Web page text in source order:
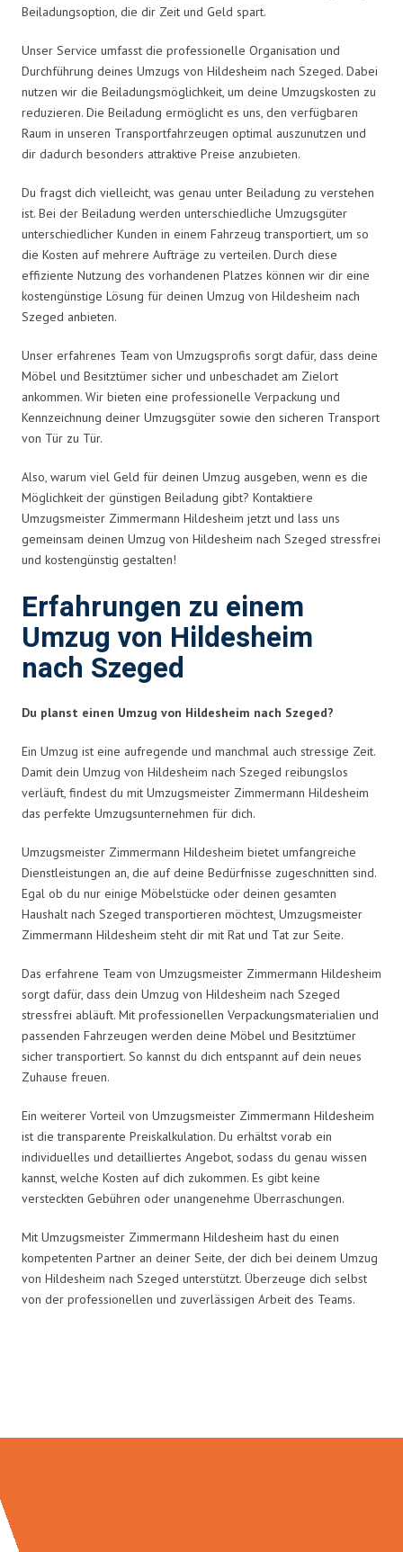
Beiladungsoption, die dir Zeit und Geld spart.
Unser Service umfasst die professionelle Organisation und
Durchführung deines Umzugs von Hildesheim nach Szeged. Dabei
nutzen wir die Beiladungsmöglichkeit, um deine Umzugskosten zu
reduzieren. Die Beiladung ermöglicht es uns, den verfügbaren
Raum in unseren Transportfahrzeugen optimal auszunutzen und
dir dadurch besonders attraktive Preise anzubieten.
Du fragst dich vielleicht, was genau unter Beiladung zu verstehen
ist. Bei der Beiladung werden unterschiedliche Umzugsgüter
unterschiedlicher Kunden in einem Fahrzeug transportiert, um so
die Kosten auf mehrere Aufträge zu verteilen. Durch diese
effiziente Nutzung des vorhandenen Platzes können wir dir eine
kostengünstige Lösung für deinen Umzug von Hildesheim nach
Szeged anbieten.
Unser erfahrenes Team von Umzugsprofis sorgt dafür, dass deine
Möbel und Besitztümer sicher und unbeschadet am Zielort
ankommen. Wir bieten eine professionelle Verpackung und
Kennzeichnung deiner Umzugsgüter sowie den sicheren Transport
von Tür zu Tür.
Also, warum viel Geld für deinen Umzug ausgeben, wenn es die
Möglichkeit der günstigen Beiladung gibt? Kontaktiere
Umzugsmeister Zimmermann Hildesheim jetzt und lass uns
gemeinsam deinen Umzug von Hildesheim nach Szeged stressfrei
und kostengünstig gestalten!
Erfahrungen zu einem
Umzug von Hildesheim
nach Szeged
Du planst einen Umzug von Hildesheim nach Szeged?
Ein Umzug ist eine aufregende und manchmal auch stressige Zeit.
Damit dein Umzug von Hildesheim nach Szeged reibungslos
verläuft, findest du mit Umzugsmeister Zimmermann Hildesheim
das perfekte Umzugsunternehmen für dich.
Umzugsmeister Zimmermann Hildesheim bietet umfangreiche
Dienstleistungen an, die auf deine Bedürfnisse zugeschnitten sind.
Egal ob du nur einige Möbelstücke oder deinen gesamten
Haushalt nach Szeged transportieren möchtest, Umzugsmeister
Zimmermann Hildesheim steht dir mit Rat und Tat zur Seite.
Das erfahrene Team von Umzugsmeister Zimmermann Hildesheim
sorgt dafür, dass dein Umzug von Hildesheim nach Szeged
stressfrei abläuft. Mit professionellen Verpackungsmaterialien und
passenden Fahrzeugen werden deine Möbel und Besitztümer
sicher transportiert. So kannst du dich entspannt auf dein neues
Zuhause freuen.
Ein weiterer Vorteil von Umzugsmeister Zimmermann Hildesheim
ist die transparente Preiskalkulation. Du erhältst vorab ein
individuelles und detailliertes Angebot, sodass du genau wissen
kannst, welche Kosten auf dich zukommen. Es gibt keine
versteckten Gebühren oder unangenehme Überraschungen.
Mit Umzugsmeister Zimmermann Hildesheim hast du einen
kompetenten Partner an deiner Seite, der dich bei deinem Umzug
von Hildesheim nach Szeged unterstützt. Überzeuge dich selbst
von der professionellen und zuverlässigen Arbeit des Teams.